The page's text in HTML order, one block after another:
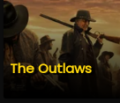
The Outlaws